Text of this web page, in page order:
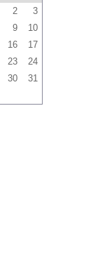
2
3
9
10
16
17
23
24
30 31